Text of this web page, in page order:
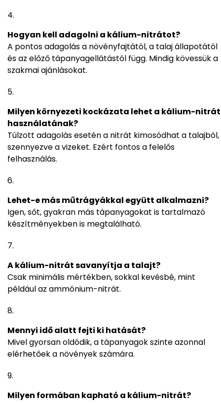
Hogyan kell adagolni a kálium-nitrátot?
A pontos adagolás a növényfajtától, a talaj állapotától
és az előző tápanyagellátástól függ. Mindig kövessük a
szakmai ajánlásokat.
Milyen környezeti kockázata lehet a kálium-nitrát
használatának?
Túlzott adagolás esetén a nitrát kimosódhat a talajból,
szennyezve a vizeket. Ezért fontos a felelős
felhasználás.
Lehet-e más műtrágyákkal együtt alkalmazni?
Igen, sőt, gyakran más tápanyagokat is tartalmazó
készítményekben is megtalálható.
A kálium-nitrát savanyítja a talajt?
Csak minimális mértékben, sokkal kevésbé, mint
például az ammónium-nitrát.
Mennyi idő alatt fejti ki hatását?
Mivel gyorsan oldódik, a tápanyagok szinte azonnal
elérhetőek a növények számára.
Milyen formában kapható a kálium-nitrát?